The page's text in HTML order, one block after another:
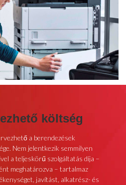
költség
a berendezések
Nem jelentkezik semmilyen
a teljeskörű szolgáltatás díja –
meghatározva – tartalmaz
javítást, alkatrész- és